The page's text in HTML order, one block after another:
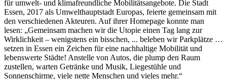
für umwelt- und klimafreundliche Mobilitätsangebote. Die Stadt
Essen, 2017 als Umwelthauptstadt Europas, feierte gemeinsam mit
den verschiedenen Akteuren. Auf ihrer Homepage konnte man
lesen: „Gemeinsam machen wir die Utopie einen Tag lang zur
Wirklichkeit – wenigstens ein bisschen, ... beleben wir Parkplätze …
setzen in Essen ein Zeichen für eine nachhaltige Mobilität und
lebenswerte Städte! Anstelle von Autos, die plump den Raum
zustellen, warten Getränke und Musik, Liegestühle und
Sonnenschirme, viele nette Menschen und vieles mehr.“